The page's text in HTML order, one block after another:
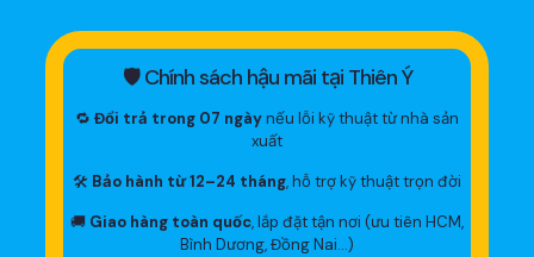
🛡 Chính sách hậu mãi tại Thiên Ý
🔁 Đổi trả trong 07 ngàynếu lỗi kỹ thuật từ nhà sản
xuất
🛠 Bảo hành từ 12–24 tháng, hỗ trợ kỹ thuật trọn đời
🚚 Giao hàng toàn quốc, lắp đặt tận nơi (ưu tiên HCM,
Bình Dương, Đồng Nai…)